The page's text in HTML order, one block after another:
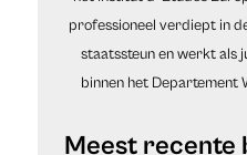
professioneel verdiept in
staatssteun en werkt als
binnen het Departement